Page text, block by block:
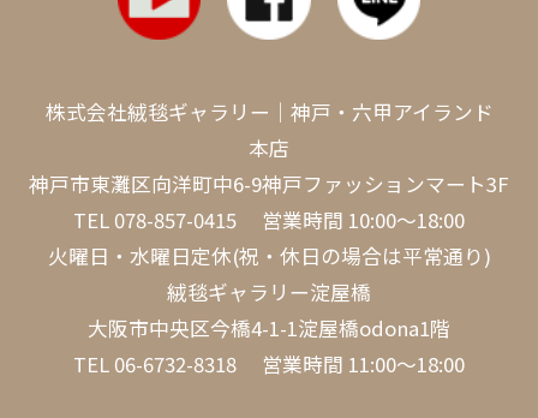
株式会社絨毯ギャラリー｜神戸・六甲アイランド
本店
神戸市東灘区向洋町中6-9神戸ファッションマート3F
TEL 078-857-0415 営業時間 10:00～18:00
火曜日・水曜日定休(祝・休日の場合は平常通り)
絨毯ギャラリー淀屋橋
大阪市中央区今橋4-1-1淀屋橋odona1階
TEL 06-6732-8318 営業時間 11:00～18:00